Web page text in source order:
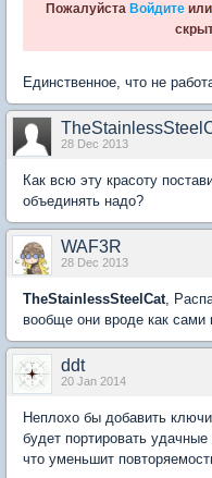
Пожалуйста Войдите или
Единственное, что не
28 Dec 2013
Как всю эту красоту
объединять надо?
WAF3R
28 Dec 2013
TheStainlessSteelCat,
вообще они вроде как сами
ddt
20 Jan 2014
Неплохо бы добавить
будет портировать
что уменьшит